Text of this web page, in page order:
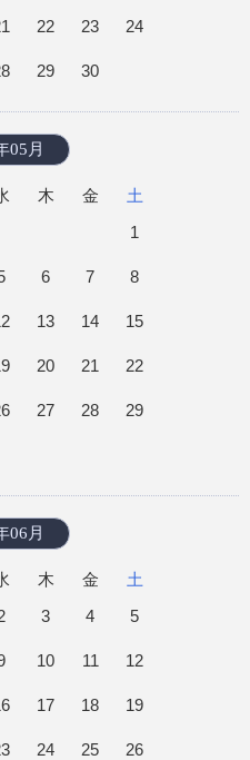
22 23 24
29 30
05月
木 金
土
1
6 7 8
13 14 15
20 21 22
27 28 29
06月
木 金
土
3 4 5
10 11 12
17 18 19
24 25 26